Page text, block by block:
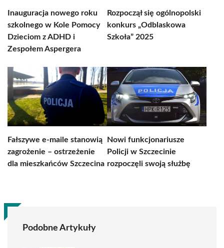
Inauguracja nowego roku
szkolnego w Kole Pomocy
Dzieciom z ADHD i
Zespołem Aspergera
Rozpoczął się ogólnopolski
konkurs „Odblaskowa
Szkoła” 2025
Fałszywe e-maile stanowią
zagrożenie – ostrzeżenie
dla mieszkańców Szczecina
Nowi funkcjonariusze
Policji w Szczecinie
rozpoczęli swoją służbę
Podobne Artykuły